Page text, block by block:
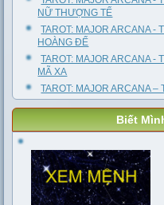
NỮ THƯỢNG TẾ
TAROT: MAJOR ARCANA -
HOÀNG ĐẾ
TAROT: MAJOR ARCANA -
MÃ XA
TAROT: MAJOR ARCANA
Biết